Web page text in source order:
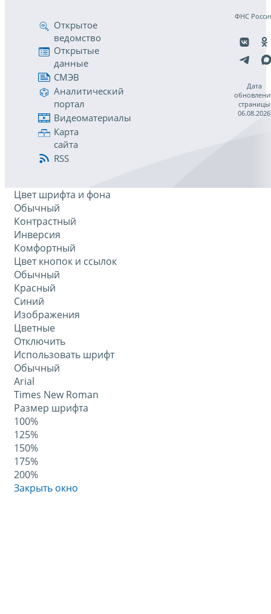
Открытое
ведомство
Открытые
данные
СМЭВ
Аналитический
портал
Видеоматериалы
Карта
сайта
RSS
ФНС
Дата
страницы
06.08.2026
Цвет шрифта и фона
Обычный
Контрастный
Инверсия
Комфортный
Цвет кнопок и ссылок
Обычный
Красный
Синий
Изображения
Цветные
Отключить
Использовать шрифт
Обычный
Arial
Times New Roman
Размер шрифта
100%
125%
150%
175%
200%
Закрыть окно